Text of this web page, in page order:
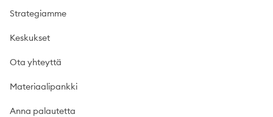
Strategiamme
Keskukset
Ota yhteyttä
Materiaalipankki
Anna palautetta